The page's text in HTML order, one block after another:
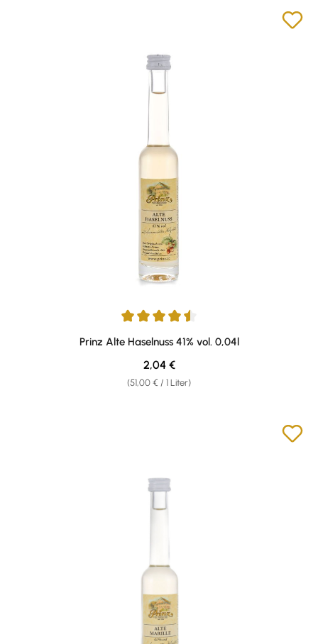
Durchschnittliche Bewertung von 4.57 von 5 Sternen
Prinz Alte Haselnuss 41% vol. 0,04l
(51,00 € / 1 Liter)
Regulärer Preis:
2,04 €